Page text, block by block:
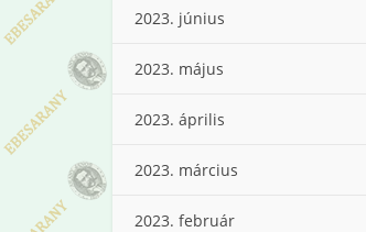
2023. június
2023. május
2023. április
2023. március
2023. február